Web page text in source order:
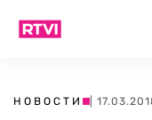
НОВОСТИ |